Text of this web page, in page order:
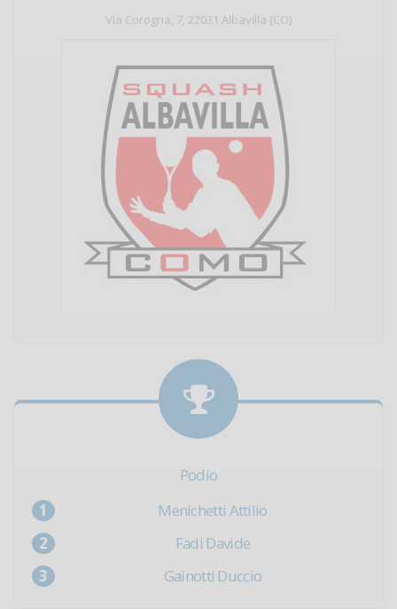
Via Corogna, 7, 22031 Albavilla (CO)
Podio
Menichetti Attilio
Fadi Davide
Gainotti Duccio